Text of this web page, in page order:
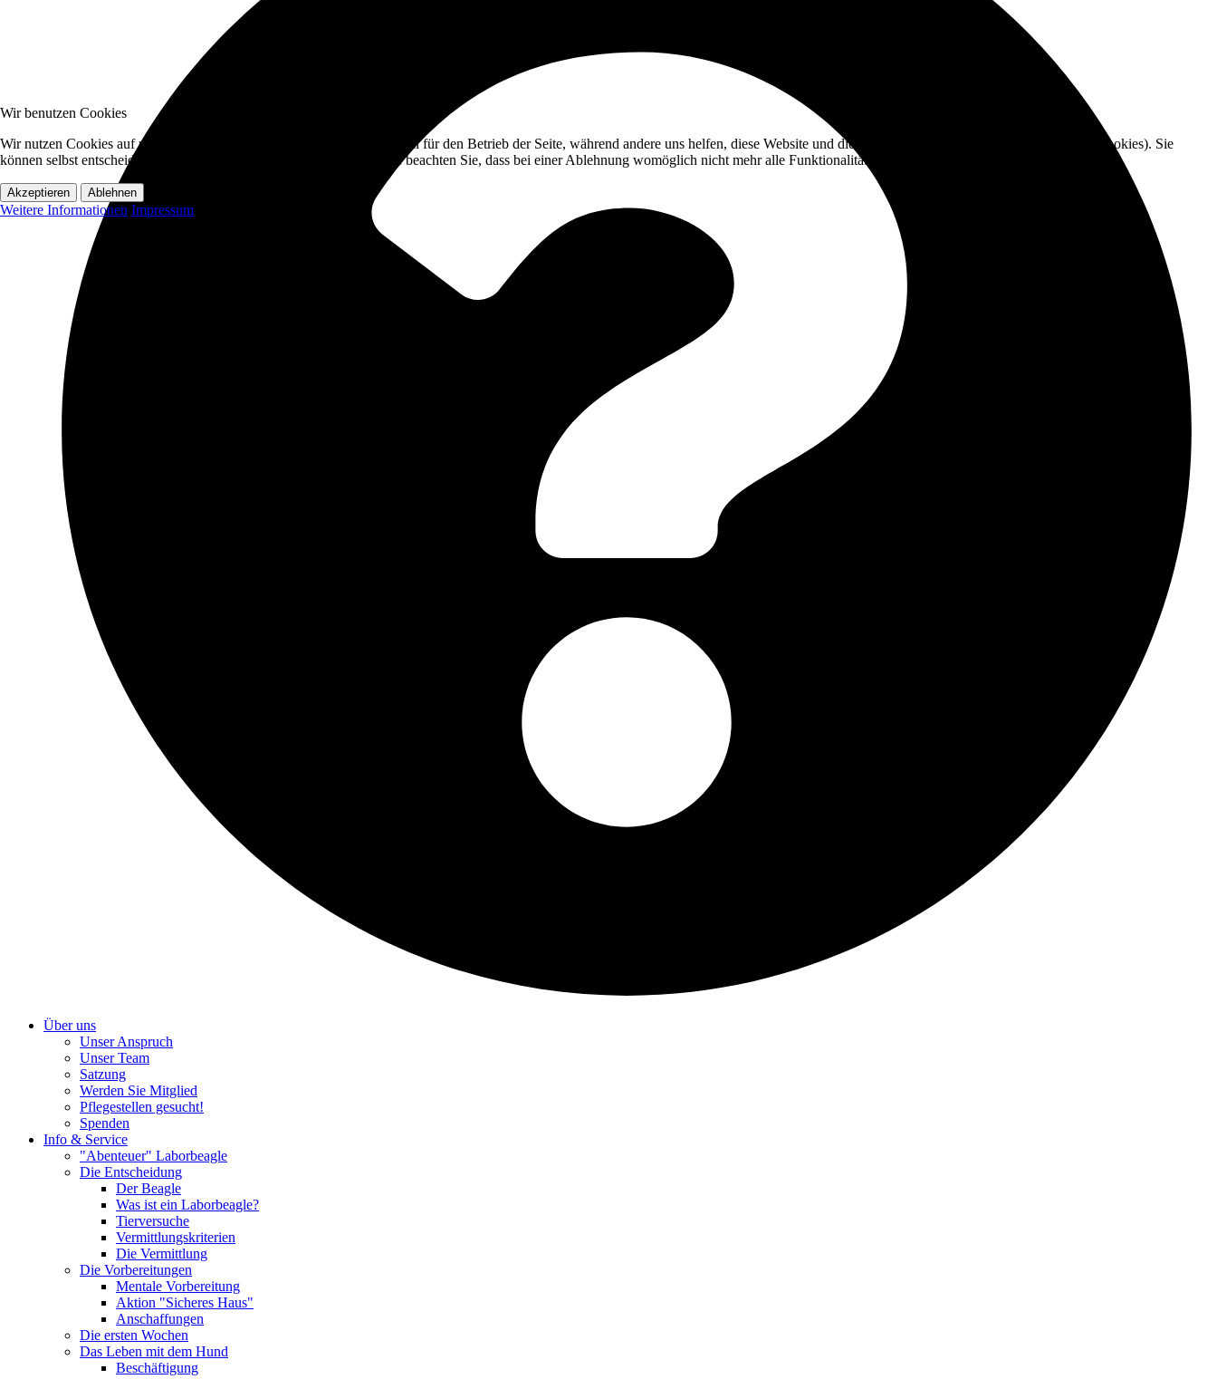
Über uns
Unser Anspruch
Unser Team
Satzung
Werden Sie Mitglied
Pflegestellen gesucht!
Spenden
Info & Service
"Abenteuer" Laborbeagle
Die Entscheidung
Der Beagle
Was ist ein Laborbeagle?
Tierversuche
Vermittlungskriterien
Die Vermittlung
Die Vorbereitungen
Mentale Vorbereitung
Aktion "Sicheres Haus"
Anschaffungen
Die ersten Wochen
Das Leben mit dem Hund
Beschäftigung
Wir benutzen Cookies
Wir nutzen Cookies auf unserer Website. Einige von ihnen sind essenziell für den Betrieb der Seite, während andere uns helfen, diese Website und die Nutzererfahrung zu verbessern (Tracking Cookies). Sie
können selbst entscheiden, ob Sie die Cookies zulassen möchten. Bitte beachten Sie, dass bei einer Ablehnung womöglich nicht mehr alle Funktionalitäten der Seite zur Verfügung stehen.
Akzeptieren Ablehnen
Weitere Informationen Impressum